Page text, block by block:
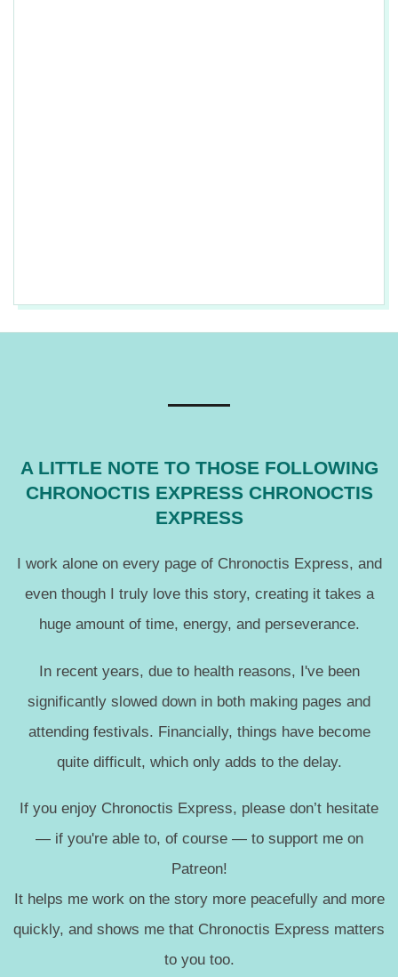
A LITTLE NOTE TO THOSE FOLLOWING
CHRONOCTIS EXPRESS CHRONOCTIS
EXPRESS
I work alone on every page of Chronoctis Express, and
even though I truly love this story, creating it takes a
huge amount of time, energy, and perseverance.
In recent years, due to health reasons, I've been
significantly slowed down in both making pages and
attending festivals. Financially, things have become
quite difficult, which only adds to the delay.
If you enjoy Chronoctis Express, please don’t hesitate
— if you're able to, of course — to support me on
Patreon!
It helps me work on the story more peacefully and more
quickly, and shows me that Chronoctis Express matters
to you too.